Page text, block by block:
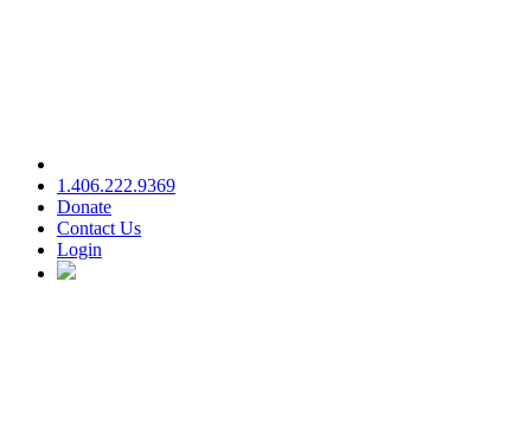
1.406.222.9369
Donate
Contact Us
Login